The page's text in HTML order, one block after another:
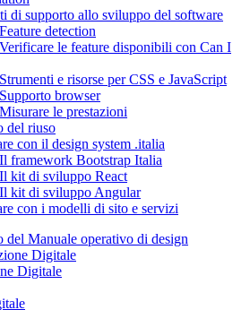
di supporto allo sviluppo del software
detection
le feature disponibili con Can I
e risorse per CSS e JavaScript
browser
le prestazioni
del riuso
con il design system .italia
framework Bootstrap Italia
kit di sviluppo React
kit di sviluppo Angular
con i modelli di sito e servizi
del Manuale operativo di design
Digitale